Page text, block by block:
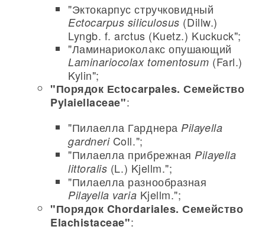
"Эктокарпус стручковидный
Ectocarpus siliculosus (Dillw.)
Lyngb. f. arctus (Kuetz.) Kuckuck";
"Ламинариоколакс опушающий
Laminariocolax tomentosum (Farl.)
Kylin";
"Порядок Есtocarpales. Семейство
Pylaiellaceae":
"Пилаелла Гарднера Pilayella
gardneriColl.";
"Пилаелла прибрежная Pilayella
littoralis (L.) Kjellm.";
"Пилаелла разнообразная
Pilayella varia Kjellm.";
"Порядок Chordariales. Семейство
Elachistaceae":